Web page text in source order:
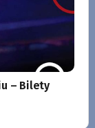
– Bilety